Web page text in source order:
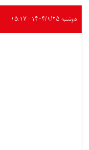
دوشنبه ۱۴۰۴/۱/۲۵ - ۱۵:۱۷